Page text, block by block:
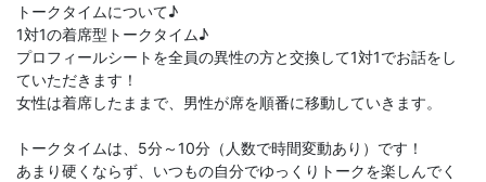
トークタイムについて♪
1対1の着席型トークタイム♪
プロフィールシートを全員の異性の方と交換して1対1でお話をし
ていただきます！
女性は着席したままで、男性が席を順番に移動していきます。
トークタイムは、5分～10分（人数で時間変動あり）です！
あまり硬くならず、いつもの自分でゆっくりトークを楽しんでく